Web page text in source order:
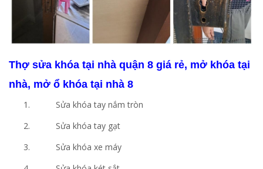
Thợ sửa khóa tại nhà quận 8 giá rẻ, mở khóa tại
nhà, mở ổ khóa tại nhà 8
Sửa khóa tay nắm tròn
Sửa khóa tay gạt
Sửa khóa xe máy